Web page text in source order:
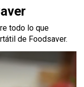
todo lo que
de Foodsaver.